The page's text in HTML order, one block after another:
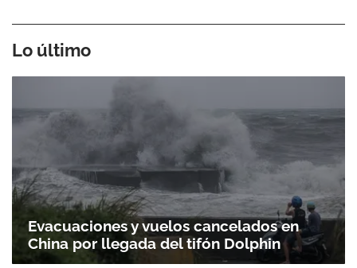
Gracias por suscribirte a nuestro boletín.
ACEPTAR
Lo último
Evacuaciones y vuelos cancelados en
China por llegada del tifón Dolphin